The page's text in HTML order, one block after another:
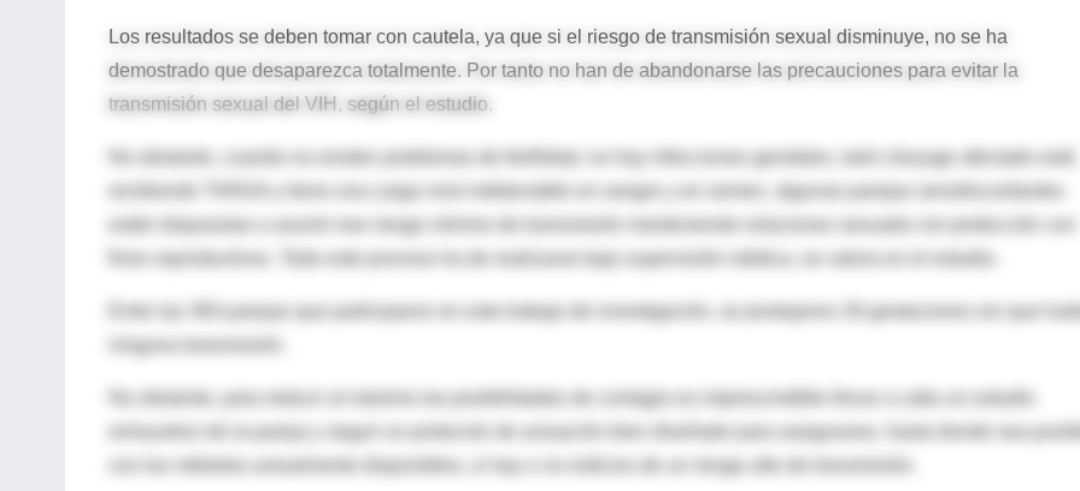
Los resultados se deben tomar con cautela, ya que si el riesgo de transmisión sexual disminuye, no se ha
demostrado que desaparezca totalmente. Por tanto no han de abandonarse las precauciones para evitar la
transmisión sexual del VIH, según el estudio.
No obstante, cuando no existen problemas de fertilidad, no hay infecciones genitales, la/el cónyuge afectado está
recibiendo TARGA y tiene una carga viral indetectable en sangre y en semen, algunas parejas serodiscordantes
están dispuestas a asumir ese riesgo mínimo de transmisión manteniendo relaciones sexuales sin protección con
fines reproductivos. Todo este proceso ha de realizarse bajo supervisión médica, se valora en el estudio.
Entre las 393 parejas que participaron en este trabajo de investigación, se produjeron 26 gestaciones sin que
ninguna transmisión.
No obstante, para reducir al máximo las posibilidades de contagio es imprescindible llevar a cabo un estudio
exhaustivo de la pareja y seguir un protocolo de actuación bien diseñado para asegurarse, hasta donde sea
con los métodos actualmente disponibles, si hay o no indicios de un riesgo alto de transmisión.